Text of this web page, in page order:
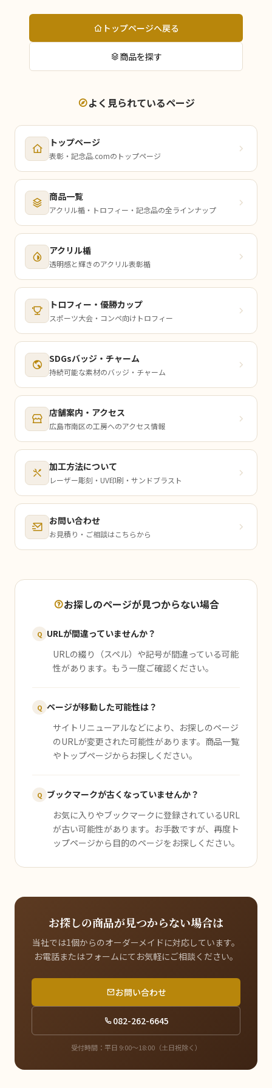
トップページへ戻る
商品を探す
よく見られているページ
トップページ
表彰・記念品.comのトップページ
商品一覧
アクリル楯・トロフィー・記念品の全ラインナップ
アクリル楯
透明感と輝きのアクリル表彰楯
トロフィー・優勝カップ
スポーツ大会・コンペ向けトロフィー
SDGsバッジ・チャーム
持続可能な素材のバッジ・チャーム
店舗案内・アクセス
広島市南区の工房へのアクセス情報
加工方法について
レーザー彫刻・UV印刷・サンドブラスト
お問い合わせ
お見積り・ご相談はこちらから
お探しのページが見つからない場合
Q URLが間違っていませんか？
URLの綴り（スペル）や記号が間違っている可能
性があります。もう一度ご確認ください。
Q ページが移動した可能性は？
サイトリニューアルなどにより、お探しのページ
のURLが変更された可能性があります。商品一覧
やトップページからお探しください。
Q ブックマークが古くなっていませんか？
お気に入りやブックマークに登録されているURL
が古い可能性があります。お手数ですが、再度ト
ップページから目的のページをお探しください。
お探しの商品が見つからない場合は
当社では1個からのオーダーメイドに対応しています。
お電話またはフォームにてお気軽にご相談ください。
お問い合わせ
082-262-6645
受付時間：平日 9:00〜18:00（土日祝除く）